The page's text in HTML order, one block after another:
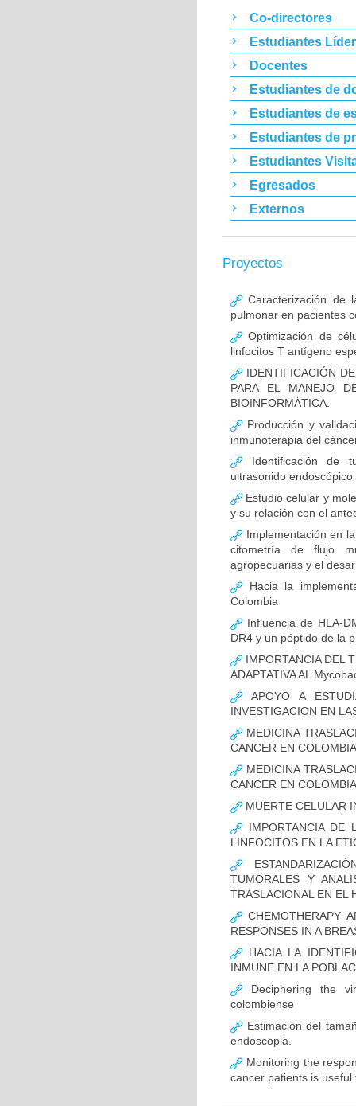
Co-directores
Estudiantes
Docentes
Estudiantes de
Estudiantes de
Estudiantes de
Estudiantes
Egresados
Externos
Proyectos
Caracterización de
pulmonar en pacientes
Optimización de
linfocitos T antígeno
IDENTIFICACIÓN
PARA EL MANEJO
BIOINFORMÁTICA.
Producción y
inmunoterapia del
Identificación de
ultrasonido endoscópico
Estudio celular y
y su relación con el
Implementación en
citometría de flujo
agropecuarias y el
Hacia la
Colombia
Influencia de HLA-
DR4 y un péptido de la
IMPORTANCIA DEL
ADAPTATIVA AL
APOYO A
INVESTIGACION EN
MEDICINA
CANCER EN COLOMBIA
MEDICINA
CANCER EN COLOMBIA
MUERTE CELULAR
IMPORTANCIA DE
LINFOCITOS EN LA
TUMORALES Y
TRASLACIONAL EN EL
CHEMOTHERAPY
RESPONSES IN A
HACIA LA
INMUNE EN LA
Deciphering the
colombiense
Estimación del
endoscopia.
Monitoring the
cancer patients is